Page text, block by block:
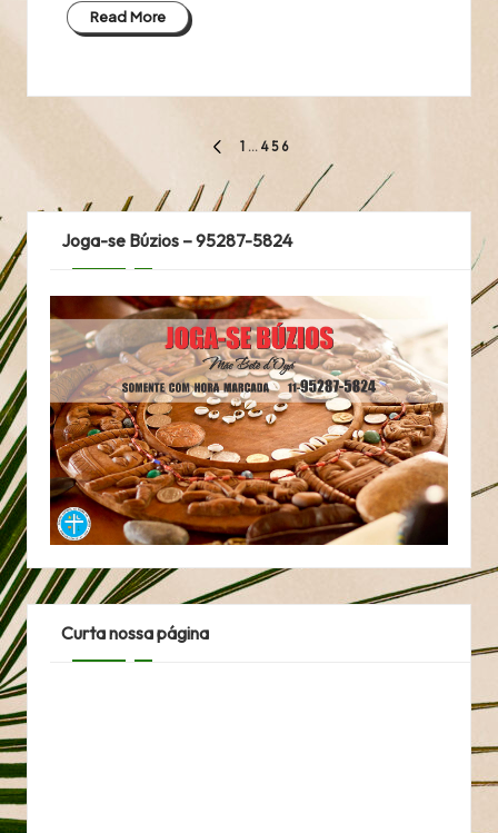
Read More
Paginação
conteúdos
PREVIOUS
PAGE
1 … 4 5 6
Joga-se Búzios – 95287-5824
Curta nossa página